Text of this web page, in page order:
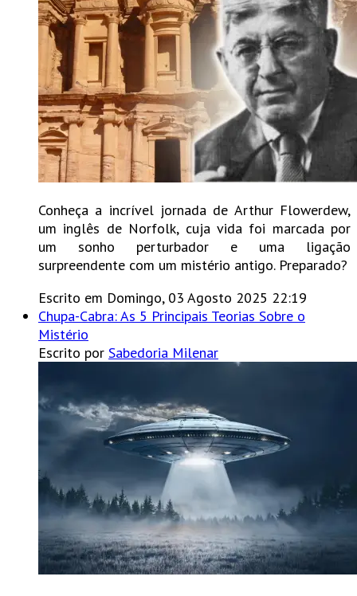
Conheça a incrível jornada de Arthur Flowerdew,
um inglês de Norfolk, cuja vida foi marcada por
um sonho perturbador e uma ligação
surpreendente com um mistério antigo. Preparado?
Escrito em Domingo, 03 Agosto 2025 22:19
Chupa-Cabra: As 5 Principais Teorias Sobre o
Mistério
Escrito por Sabedoria Milenar